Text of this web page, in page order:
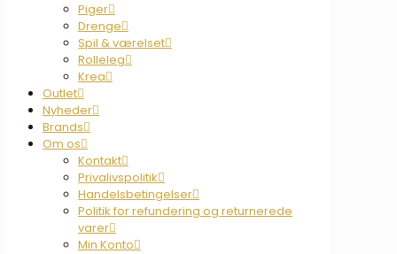
Piger
Drenge
Spil & værelset
Rolleleg
Krea
Outlet
Nyheder
Brands
Om os
Kontakt
Privalivspolitik
Handelsbetingelser
Politik for refundering og returnerede
varer
Min Konto